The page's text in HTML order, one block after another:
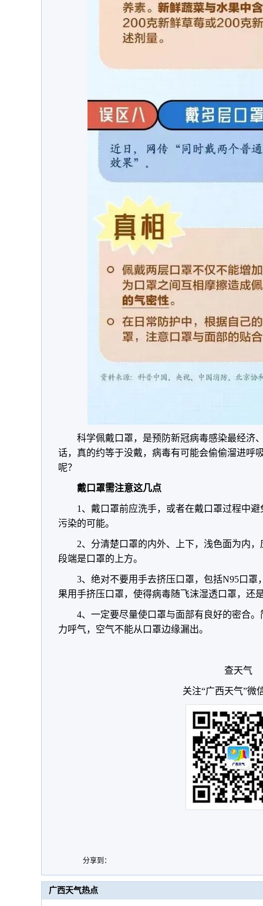
科学佩戴口罩，是预防新冠病毒感染最经济
话，真的约等于没戴，病毒有可能会偷偷溜进呼
呢？
戴口罩需注意这几点
1、戴口罩前应洗手，或者在戴口罩过程中
污染的可能。
2、分清楚口罩的内外、上下，浅色面为内
段端是口罩的上方。
3、绝对不要用手去挤压口罩，包括N95口
果用手挤压口罩，使得病毒随飞沫湿透口罩，还
4、一定要尽量使口罩与面部有良好的密合
力呼气，空气不能从口罩边缘漏出。
查天气
关注“广西天气”微
分享到：
广西天气热点